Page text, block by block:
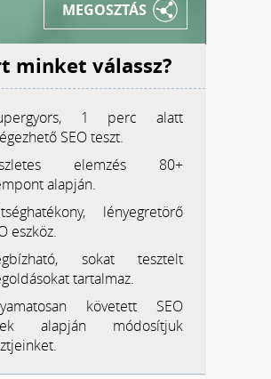
MEGOSZTÁS
minket válassz?
1 perc alatt
SEO teszt.
elemzés 80+
alapján.
lényegretörő
eszköz.
sokat tesztelt
tartalmaz.
követett SEO
alapján módosítjuk